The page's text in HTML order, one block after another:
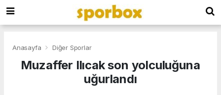
Anasayfa Diğer Sporlar
Muzaffer Ilıcak son yolculuğuna
uğurlandı